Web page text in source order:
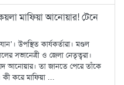
মাফিয়া আনোয়ার! টেনে
উপস্থিত কার্যকর্তারা। মণ্ডল
সভানেত্রী ও জেলা নেতৃত্বরা।
আনোয়ার। তা জানতে পেরে তাঁকে
কী করে মাফিয়া ...